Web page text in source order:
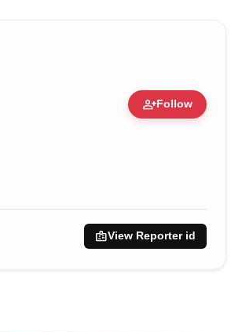
person_addFollow
badgeView Reporter id